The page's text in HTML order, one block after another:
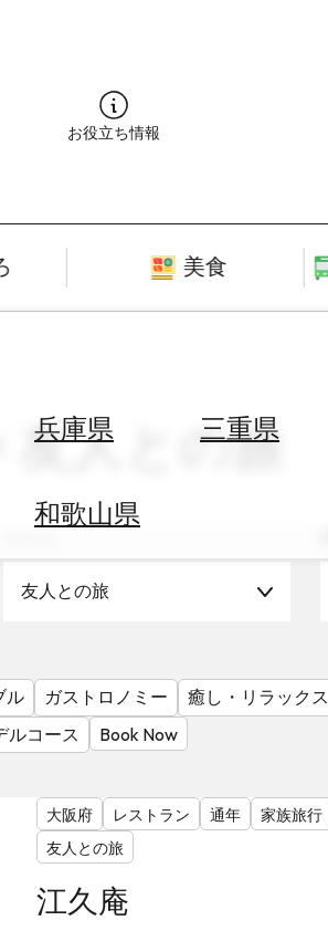
お役立ち情報
美食
兵庫県 三重県
和歌山県
友人との旅
友人との旅
ル ガストロノミー 癒し・リラックス
ルコース Book Now
大阪府 レストラン 通年 家族旅行
友人との旅
江久庵